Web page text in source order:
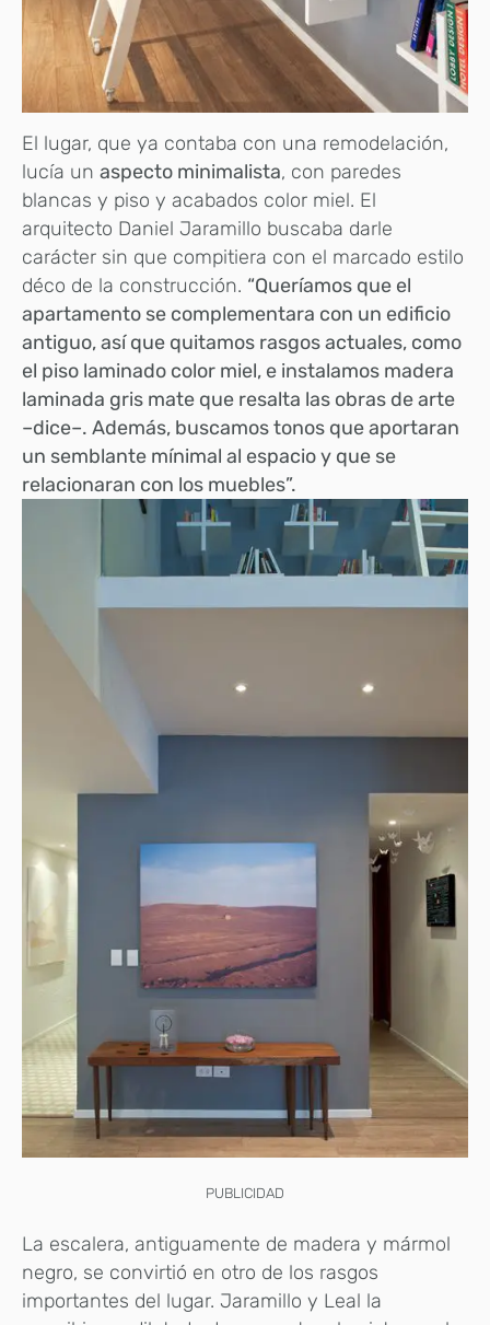
El lugar, que ya contaba con una remodelación,
lucía un aspecto minimalista, con paredes
blancas y piso y acabados color miel. El
arquitecto Daniel Jaramillo buscaba darle
carácter sin que compitiera con el marcado estilo
déco de la construcción. “Queríamos que el
apartamento se complementara con un edificio
antiguo, así que quitamos rasgos actuales, como
el piso laminado color miel, e instalamos madera
laminada gris mate que resalta las obras de arte
–dice–. Además, buscamos tonos que aportaran
un semblante mínimal al espacio y que se
relacionaran con los muebles”.
PUBLICIDAD
La escalera, antiguamente de madera y mármol
negro, se convirtió en otro de los rasgos
importantes del lugar. Jaramillo y Leal la